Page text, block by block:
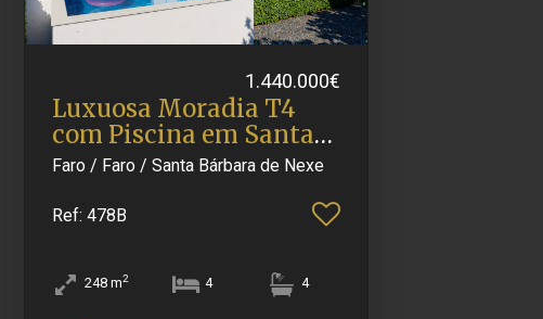
1.440.000€
Luxuosa Moradia T4
com Piscina em Santa
Bárba.​..
Faro / Faro / Santa Bárbara de Nexe
Ref: 478B
248m2 4 4